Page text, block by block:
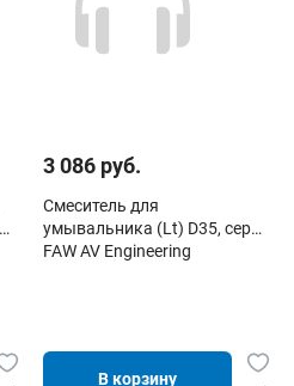
3 086 руб.
Смеситель для
умывальника (Lt) D35, серия
FAW AV Engineering
В корзину